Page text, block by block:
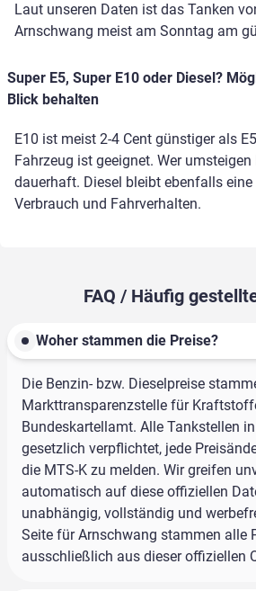
Laut unseren Daten ist das Tanken
Arnschwang meist am Sonntag am
Super E5, Super E10 oder Diesel?
Blick behalten
E10 ist meist 2-4 Cent günstiger als
Fahrzeug ist geeignet. Wer
dauerhaft. Diesel bleibt ebenfalls
Verbrauch und Fahrverhalten.
FAQ / Häufig
Woher stammen die Preise?
Die Benzin- bzw. Dieselpreise
Markttransparenzstelle für
Bundeskartellamt. Alle Tankstellen
gesetzlich verpflichtet, jede
die MTS-K zu melden. Wir greifen
automatisch auf diese offiziellen
unabhängig, vollständig und
Seite für Arnschwang stammen alle
ausschließlich aus dieser offiziellen